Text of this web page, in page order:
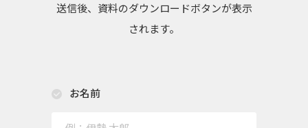
送信後、資料のダウンロードボタンが表示
されます。
お名前